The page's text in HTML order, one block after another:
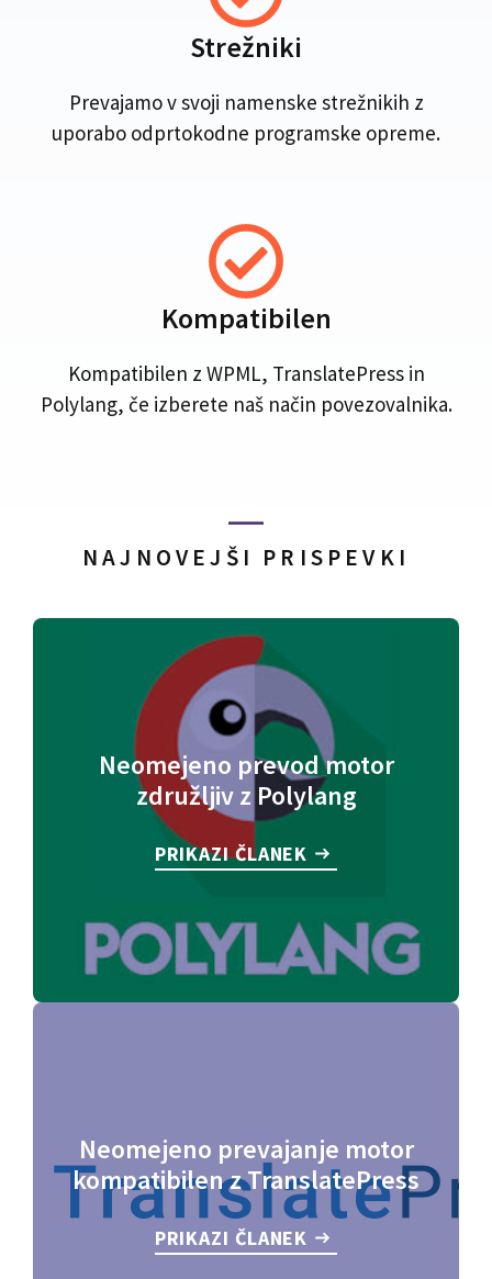
Strežniki
Prevajamo v svoji namenske strežnikih z
uporabo odprtokodne programske opreme.
Kompatibilen
Kompatibilen z WPML, TranslatePress in
Polylang, če izberete naš način povezovalnika.
NAJNOVEJŠI PRISPEVKI
Neomejeno prevod motor
združljiv z Polylang
PRIKAZI ČLANEK
Neomejeno prevajanje motor
kompatibilen z TranslatePress
PRIKAZI ČLANEK